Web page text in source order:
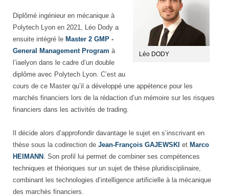
Léo DODY
Diplômé ingénieur en mécanique à
Polytech Lyon en 2021, Léo Dody a
ensuite intégré le Master 2 GMP -
General Management Program à
l’iaelyon dans le cadre d’un double
diplôme avec Polytech Lyon. C’est au
cours de ce Master qu’il a développé une appétence pour les
marchés financiers lors de la rédaction d’un mémoire sur les risques
financiers dans les activités de trading.
Il décide alors d’approfondir davantage le sujet en s’inscrivant en
thèse sous la codirection de Jean-François GAJEWSKI et Marco
HEIMANN . Son profil lui permet de combiner ses compétences
techniques et théoriques sur un sujet de thèse pluridisciplinaire,
combinant les technologies d’intelligence artificielle à la mécanique
des marchés financiers.